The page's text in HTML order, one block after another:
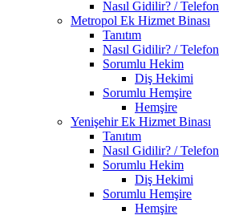
Nasıl Gidilir? / Telefon
Metropol Ek Hizmet Binası
Tanıtım
Nasıl Gidilir? / Telefon
Sorumlu Hekim
Diş Hekimi
Sorumlu Hemşire
Hemşire
Yenişehir Ek Hizmet Binası
Tanıtım
Nasıl Gidilir? / Telefon
Sorumlu Hekim
Diş Hekimi
Sorumlu Hemşire
Hemşire